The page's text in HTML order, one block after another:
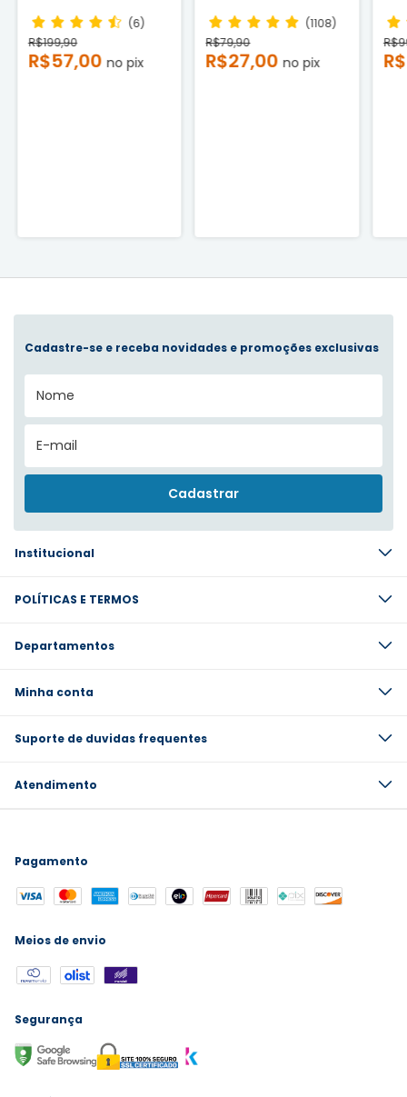
Compatível - Novo
(6)
R$199,90
R$57,00 no pix
(1108)
R$79,90
R$27,00no pix
Institucional
POLÍTICAS E TERMOS
Departamentos
Minha conta
Suporte de duvidas frequentes
Atendimento
Cadastre-se e receba novidades e promoções exclusivas
Pagamento
Meios de envio
Segurança